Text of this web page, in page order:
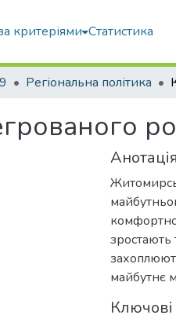
критеріями Статистика
Регіональна політика
Анотація
зростають
майбутнє